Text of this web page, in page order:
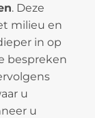
. Deze
milieu en
in op
bespreken
u
u